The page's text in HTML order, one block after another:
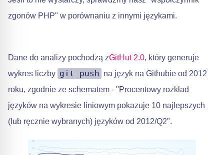
zgonów PHP" w porównaniu z innymi językami.
Dane do analizy pochodzą zGitHut 2.0, który generuje
wykres liczby git push na język na Githubie od 2012
roku, zgodnie ze schematem - "Procentowy rozkład
języków na wykresie liniowym pokazuje 10 najlepszych
(lub ręcznie wybranych) języków od 2012/Q2".